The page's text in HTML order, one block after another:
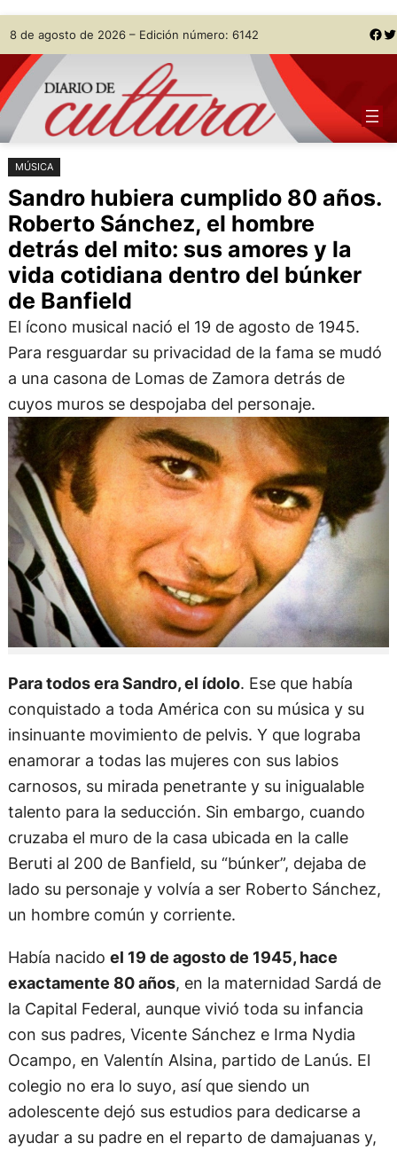
Saltar
al
contenido
Skip
to
content
8 de agosto de 2026 – Edición número: 6142 Facebook Twitter
MÚSICA
Sandro hubiera cumplido 80 años.
Roberto Sánchez, el hombre
detrás del mito: sus amores y la
vida cotidiana dentro del búnker
de Banfield
El ícono musical nació el 19 de agosto de 1945.
Para resguardar su privacidad de la fama se mudó
a una casona de Lomas de Zamora detrás de
cuyos muros se despojaba del personaje.
Para todos era Sandro, el ídolo. Ese que había
conquistado a toda América con su música y su
insinuante movimiento de pelvis. Y que lograba
enamorar a todas las mujeres con sus labios
carnosos, su mirada penetrante y su inigualable
talento para la seducción. Sin embargo, cuando
cruzaba el muro de la casa ubicada en la calle
Beruti al 200 de Banfield, su “búnker”, dejaba de
lado su personaje y volvía a ser Roberto Sánchez,
un hombre común y corriente.
Había nacido el 19 de agosto de 1945, hace
exactamente 80 años, en la maternidad Sardá de
la Capital Federal, aunque vivió toda su infancia
con sus padres, Vicente Sánchez e Irma Nydia
Ocampo, en Valentín Alsina, partido de Lanús. El
colegio no era lo suyo, así que siendo un
adolescente dejó sus estudios para dedicarse a
ayudar a su padre en el reparto de damajuanas y,